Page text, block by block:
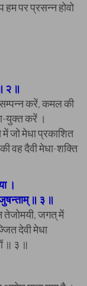
हम पर प्रसन्न होवो
२ ॥
सम्पन्न करें, कमल की
युक्त करें ।
में जो मेधा प्रकाशित
वह दैवी मेधा-शक्ति
।
॥ ३ ॥
तेजोमयी, जगत् में
देवी मेधा
॥ ३ ॥